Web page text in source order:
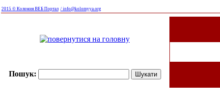
2015 © Коломия ВЕБ Портал / info@kolomyya.org
Пошук: